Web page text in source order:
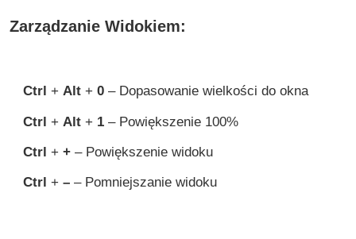
Zarządzanie Widokiem:
Ctrl + Alt + 0 – Dopasowanie wielkości do okna
Ctrl + Alt + 1 – Powiększenie 100%
Ctrl + + – Powiększenie widoku
Ctrl + – – Pomniejszanie widoku